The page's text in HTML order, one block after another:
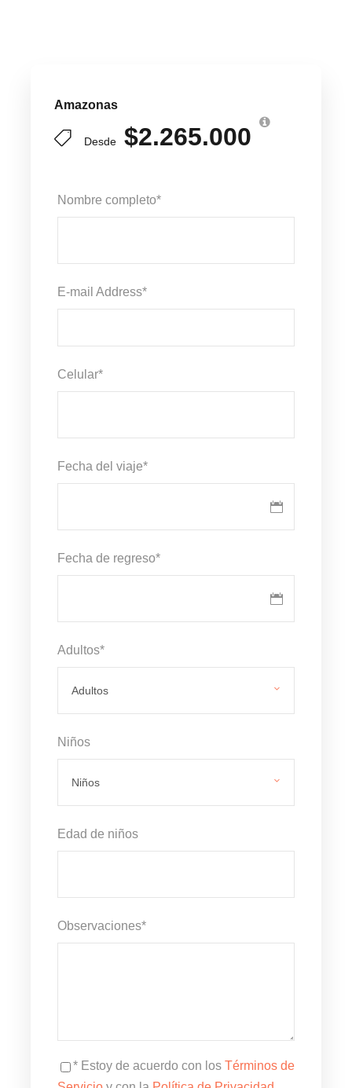
Amazonas
Desde $2.265.000
Nombre completo*
E-mail Address*
Celular*
Fecha del viaje*
Fecha de regreso*
Adultos*
Niños
Edad de niños
Observaciones*
* Estoy de acuerdo con los Términos de